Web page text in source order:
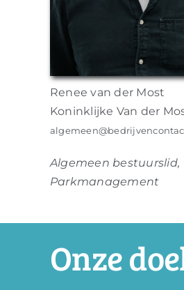
Renee van der Most
Koninklijke Van der
Algemeen bestuurslid,
Parkmanagement
Onze